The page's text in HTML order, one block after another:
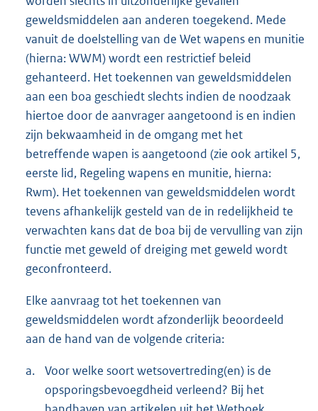
geweldsmiddelen aan anderen toegekend. Mede
vanuit de doelstelling van de Wet wapens en munitie
(hierna: WWM) wordt een restrictief beleid
gehanteerd. Het toekennen van geweldsmiddelen
aan een boa geschiedt slechts indien de noodzaak
hiertoe door de aanvrager aangetoond is en indien
zijn bekwaamheid in de omgang met het
betreffende wapen is aangetoond (zie ook artikel 5,
eerste lid, Regeling wapens en munitie, hierna:
Rwm). Het toekennen van geweldsmiddelen wordt
tevens afhankelijk gesteld van de in redelijkheid te
verwachten kans dat de boa bij de vervulling van zijn
functie met geweld of dreiging met geweld wordt
geconfronteerd.
Elke aanvraag tot het toekennen van
geweldsmiddelen wordt afzonderlijk beoordeeld
aan de hand van de volgende criteria:
a.
Voor welke soort wetsovertreding(en) is de
opsporingsbevoegdheid verleend? Bij het